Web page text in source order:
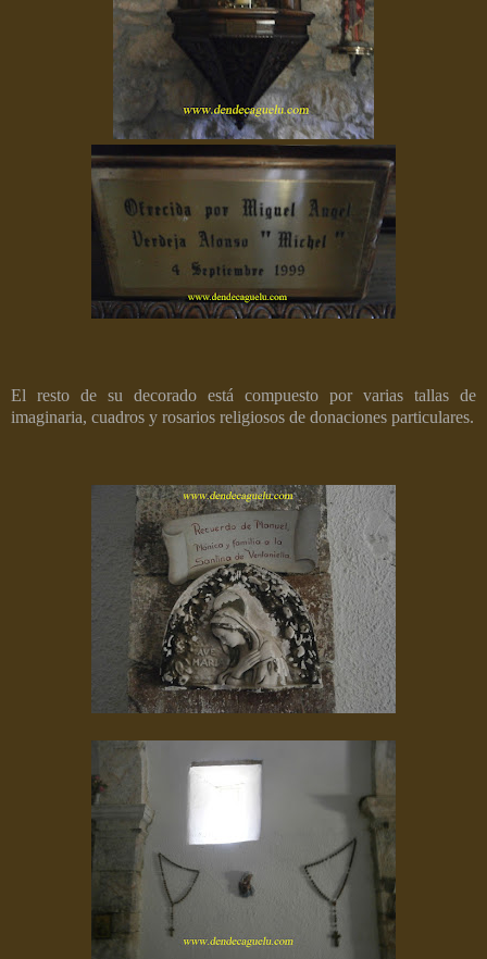
El resto de su decorado está compuesto por varias tallas de
imaginaria, cuadros y rosarios religiosos de donaciones particulares.